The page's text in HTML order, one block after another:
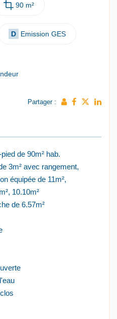
90 m²
D Emission GES
Partager :
de 90m² hab.
3m² avec rangement,
équipée de 11m²,
10.10m²
de 6.57m²